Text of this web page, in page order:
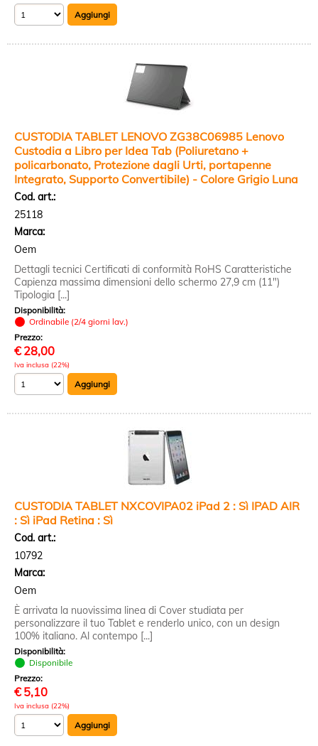
CUSTODIA TABLET LENOVO ZG38C06985 Lenovo
Custodia a Libro per Idea Tab (Poliuretano +
policarbonato, Protezione dagli Urti, portapenne
Integrato, Supporto Convertibile) - Colore Grigio Luna
Cod. art.:
25118
Marca:
Oem
Dettagli tecnici Certificati di conformità RoHS Caratteristiche
Capienza massima dimensioni dello schermo 27,9 cm (11")
Tipologia [...]
Disponibilità:
Ordinabile (2/4 giorni lav.)
Prezzo:
€ 28,00
Iva inclusa (22%)
CUSTODIA TABLET NXCOVIPA02 iPad 2 : Sì IPAD AIR
: Sì iPad Retina : Sì
Cod. art.:
10792
Marca:
Oem
È arrivata la nuovissima linea di Cover studiata per
personalizzare il tuo Tablet e renderlo unico, con un design
100% italiano. Al contempo [...]
Disponibilità:
Disponibile
Prezzo:
€ 5,10
Iva inclusa (22%)